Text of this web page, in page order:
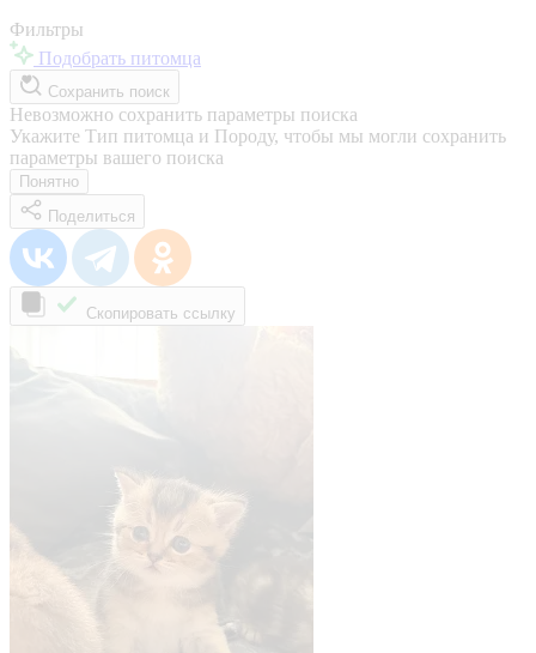
Фильтры
Подобрать питомца
Сохранить поиск
Невозможно сохранить параметры поиска
Укажите Тип питомца и Породу, чтобы мы могли сохранить
параметры вашего поиска
Понятно
Поделиться
Скопировать ссылку